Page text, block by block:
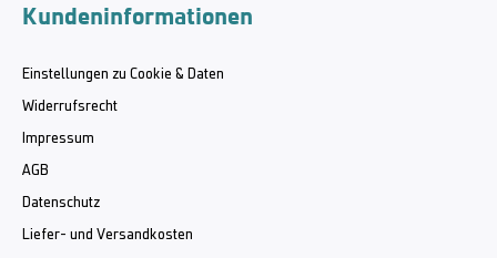
Kundeninformationen
Einstellungen zu Cookie & Daten
Widerrufsrecht
Impressum
AGB
Datenschutz
Liefer- und Versandkosten